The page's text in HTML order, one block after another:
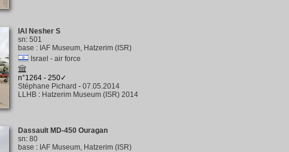
IAI Nesher S
sn: 501
base : IAF Museum, Hatzerim (ISR)
Israel - air force
n°1264 - 250✓
Stéphane Pichard - 07.05.2014
LLHB : Hatzerim Museum (ISR) 2014
Dassault MD-450 Ouragan
sn: 80
base : IAF Museum, Hatzerim (ISR)